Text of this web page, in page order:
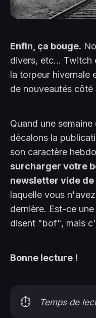
Enfin, ça bouge.
divers, etc... Twitch
la torpeur hivernale
de nouveautés côté
Quand une
décalons la
son caractère
surcharger votre
newsletter vide de
laquelle vous
dernière. Est-ce
disent "bof", mais
Bonne lecture !
⏱️ Temps de